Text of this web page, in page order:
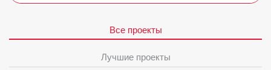
Все проекты
Лучшие проекты